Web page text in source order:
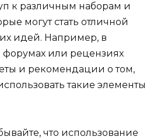
к различным наборам и
могут стать отличной
идей. Например, в
форумах или рецензиях
и рекомендации о том,
такие элементы
что использование